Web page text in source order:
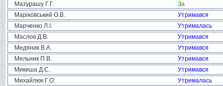
Мазурашу Г.Г.
За
Маріковський О.В.
Утримався
Марченко Л.І.
Утрималась
Маслов Д.В.
Утримався
Медяник В.А.
Утримався
Мельник П.В.
Утримався
Микиша Д.С.
Утримався
Михайлюк Г.О.
Утрималась